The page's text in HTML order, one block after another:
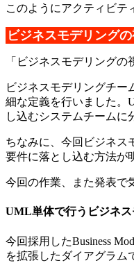
このようにアクティビテ
ビジネスモデリング
「ビジネスモデリング
ビジネスモデリングチ
細な定義を行いました。
し込むシステムチームに
ちなみに、今回ビジネス
要件に落とし込む方法が
今回の作業、また発表で
UML単体で行うビジネ
今回採用したBusiness
を拡張したダイアグラム